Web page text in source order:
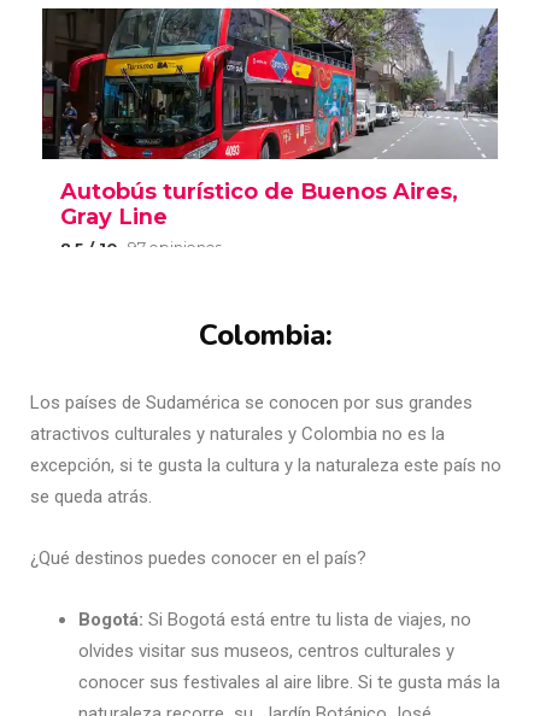
Colombia:
Los países de Sudamérica se conocen por sus grandes
atractivos culturales y naturales y Colombia no es la
excepción, si te gusta la cultura y la naturaleza este país no
se queda atrás.
¿Qué destinos puedes conocer en el país?
Bogotá: Si Bogotá está entre tu lista de viajes, no
olvides visitar sus museos, centros culturales y
conocer sus festivales al aire libre. Si te gusta más la